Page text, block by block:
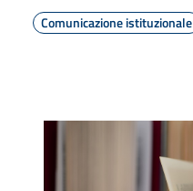
Comunicazione istituzionale